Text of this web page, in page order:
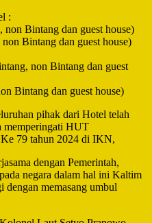
:
Bintang dan guest house)
Bintang dan guest house)
non Bintang dan guest
Bintang dan guest house)
pihak dari Hotel telah
memperingati HUT
79 tahun 2024 di IKN,
dengan Pemerintah,
negara dalam hal ini Kaltim
memasang umbul